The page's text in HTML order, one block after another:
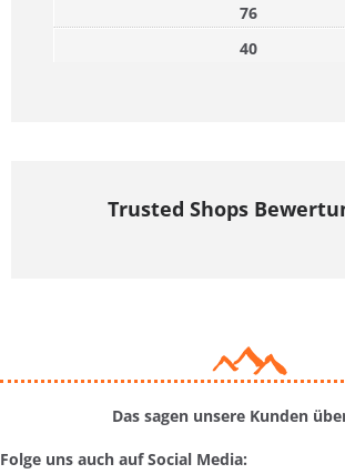
76
40
Trusted Shops
Das sagen unsere Kunden
Folge uns auch auf Social Media: